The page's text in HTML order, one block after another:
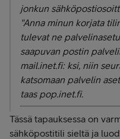
jonkun
"Anna minun korjata
tulevat ne
saapuvan postin
mail.inet.fi: ksi, niin
katsomaan palvelin
taas pop.inet.fi.
Tässä tapauksessa on
sähköpostitili sieltä ja